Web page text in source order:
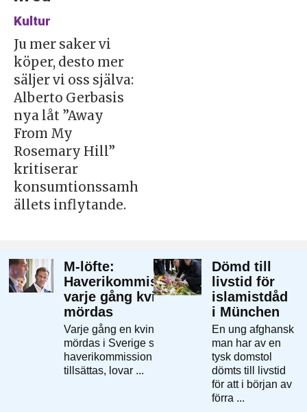
Kultur
Ju mer saker vi
köper, desto mer
säljer vi oss själva:
Alberto Gerbasis
nya låt ”Away
From My
Rosemary Hill”
kritiserar
konsumtionssamh
ällets inflytande.